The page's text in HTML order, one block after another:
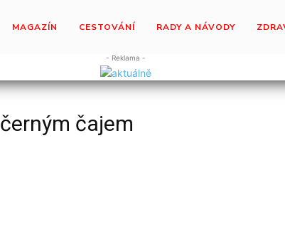
MAGAZÍN CESTOVÁNÍ RADY A NÁVODY
- Reklama -
čajem